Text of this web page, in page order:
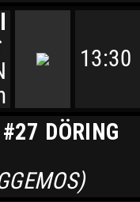
13:30
#27 DÖRING